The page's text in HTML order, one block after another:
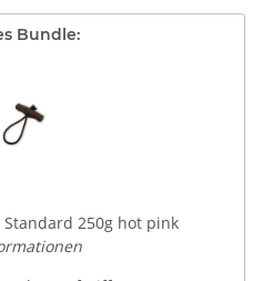
Bundle:
250g hot pink